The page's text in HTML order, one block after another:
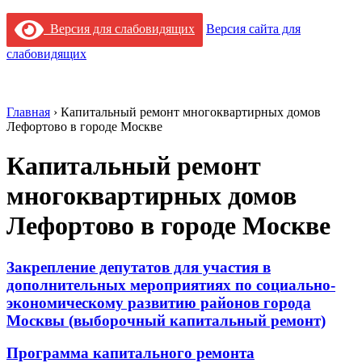
Версия для слабовидящих
Версия сайта для
слабовидящих
Главная › Капитальный ремонт многоквартирных домов
Лефортово в городе Москве
Капитальный ремонт
многоквартирных домов
Лефортово в городе Москве
Закрепление депутатов для участия в
дополнительных мероприятиях по социально-
экономическому развитию районов города
Москвы (выборочный капитальный ремонт)
Программа капитального ремонта